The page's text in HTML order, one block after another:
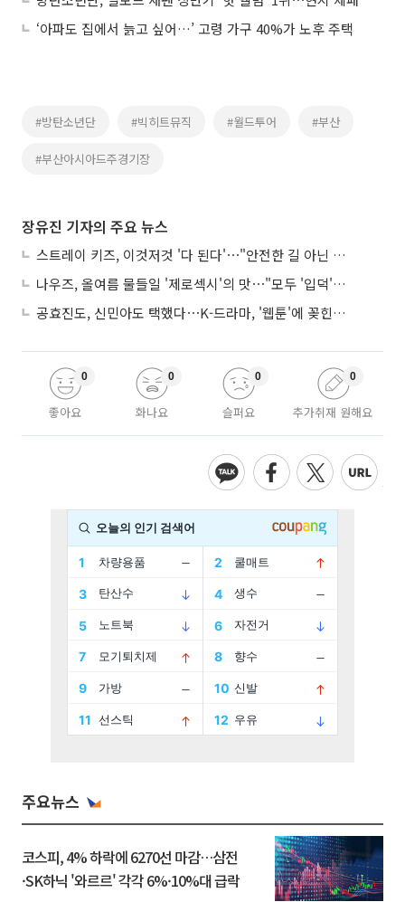
‘아파도 집에서 늙고 싶어…’ 고령 가구 40%가 노후 주택
#방탄소년단 #빅히트뮤직 #월드투어 #부산
#부산아시아드주경기장
장유진 기자의 주요 뉴스
스트레이 키즈, 이것저것 '다 된다'⋯"안전한 길 아닌 도전이 재밌어"
나우즈, 올여름 물들일 '제로섹시'의 맛⋯"모두 '입덕'시킬 것"
공효진도, 신민아도 택했다⋯K-드라마, '웹툰'에 꽂힌 이유
좋아요
0
화나요
0
슬퍼요
0
추가취재 원해요
0
주요뉴스
코스피, 4% 하락에 6270선 마감…삼전
·SK하닉 '와르르' 각각 6%·10%대 급락